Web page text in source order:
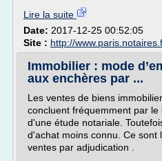
Lire la suite
Date: 2017-12-25 00:52:05
Site : http://
Immobilier : mode
aux enchères par ...
Les ventes de biens
concluent fréquemment par
d'une étude notariale.
d'achat moins connu. Ce sont
ventes par adjudication .